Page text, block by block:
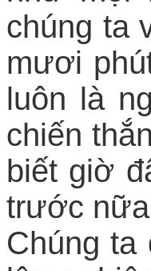
chúng ta
mươi
luôn là
chiến
biết giờ
trước
Chúng